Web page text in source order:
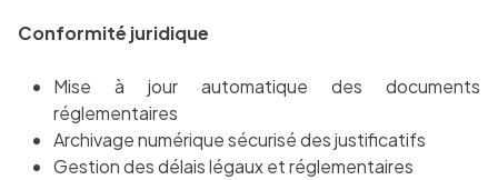
Conformité juridique
Mise à jour automatique des documents
réglementaires
Archivage numérique sécurisé des justificatifs
Gestion des délais légaux et réglementaires